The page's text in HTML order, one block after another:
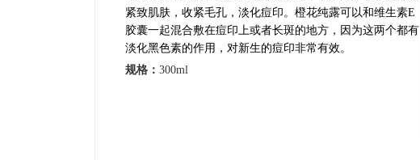
紧致肌肤，收紧毛孔，淡化痘印。橙花纯露可以和维生素E
胶囊一起混合敷在痘印上或者长斑的地方，因为这两个都有
淡化黑色素的作用，对新生的痘印非常有效。
规格： 300ml